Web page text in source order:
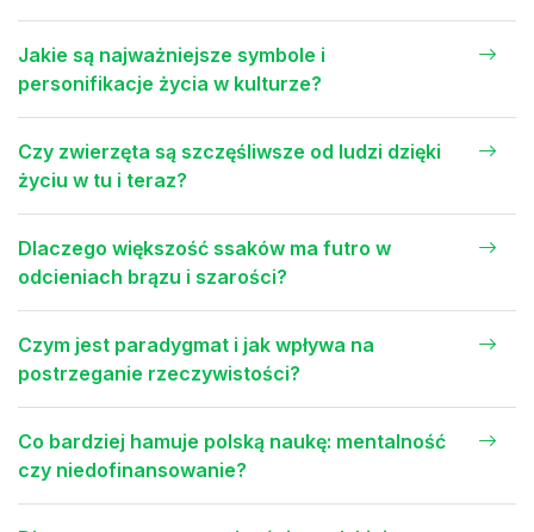
Jakie są najważniejsze symbole i
personifikacje życia w kulturze?
Czy zwierzęta są szczęśliwsze od ludzi dzięki
życiu w tu i teraz?
Dlaczego większość ssaków ma futro w
odcieniach brązu i szarości?
Czym jest paradygmat i jak wpływa na
postrzeganie rzeczywistości?
Co bardziej hamuje polską naukę: mentalność
czy niedofinansowanie?